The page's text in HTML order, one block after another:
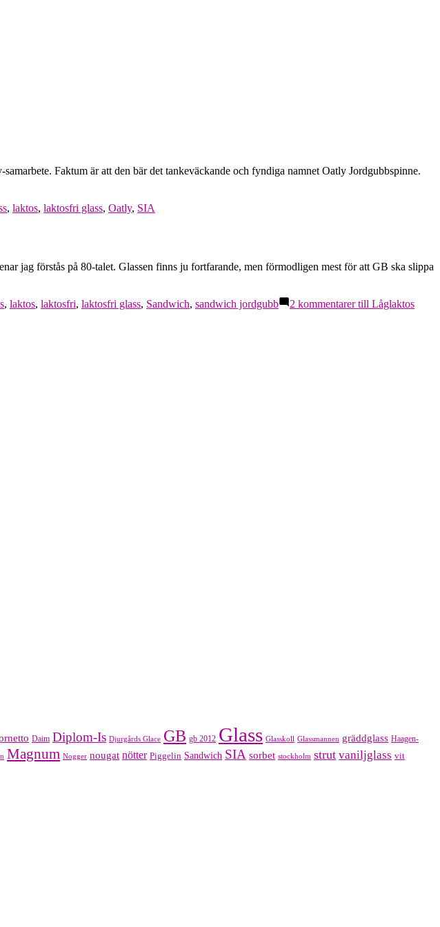
Faktum är att den bär det tankeväckande och fyndiga namnet Oatly Jordgubbspinne.
, laktos, laktosfri glass, Oatly, SIA
jag förstås på 80-talet. Glassen finns ju fortfarande, men förmodligen mest för att GB ska slippa
, laktos, laktosfri, laktosfri glass, Sandwich, sandwich jordgubb 2 kommentarertill Låglaktos
Daim Diplom-Is Djurgårds Glace GB gb 2012 Glass Glasskoll Glassmannen gräddglass Haagen-
Magnum Nogger nougat nötter Piggelin Sandwich SIA sorbet stockholm strut vaniljglass vit